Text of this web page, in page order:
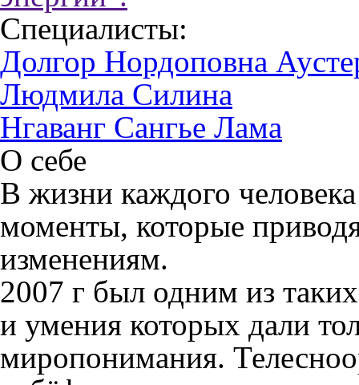
Специалисты:
Долгор Нордоповна
Людмила Силина
Нгаванг Сангье Лама
О себе
В жизни каждого
моменты, которые
изменениям.
2007 г был одним из
и умения которых дали
миропонимания.